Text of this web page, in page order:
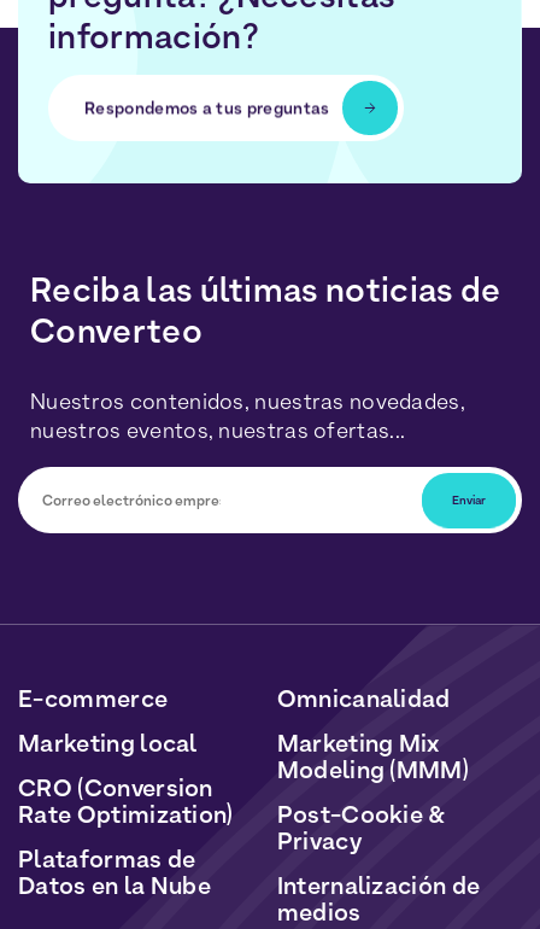
información?
Respondemos a tus preguntas
Reciba las últimas noticias de
Converteo
Nuestros contenidos, nuestras novedades,
nuestros eventos, nuestras ofertas...
datos serán tratados de acuerdo con nuestra Política
E-commerce
Marketing local
CRO (Conversion
Rate Optimization)
Plataformas de
Datos en la Nube
Omnicanalidad
Marketing Mix
Modeling (MMM)
Post-Cookie &
Privacy
Internalización de
medios